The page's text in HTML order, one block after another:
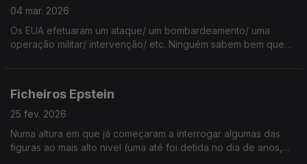
04 mar. 2026
Os EUA efetuaram um ataque/ um bombardeamento/ uma
operação militar/ intervenção/ etc. Ninguém sabem bem que
Ficheiros Epstein
25 fev. 2026
Numa altura em que já começaram a interrogar algumas das
figuras ao mais alto nivel (uma até foi detida no dia de anos,